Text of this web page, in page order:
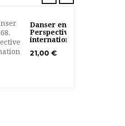
Danser en 68.
Perspectives
internationales
21,00 €